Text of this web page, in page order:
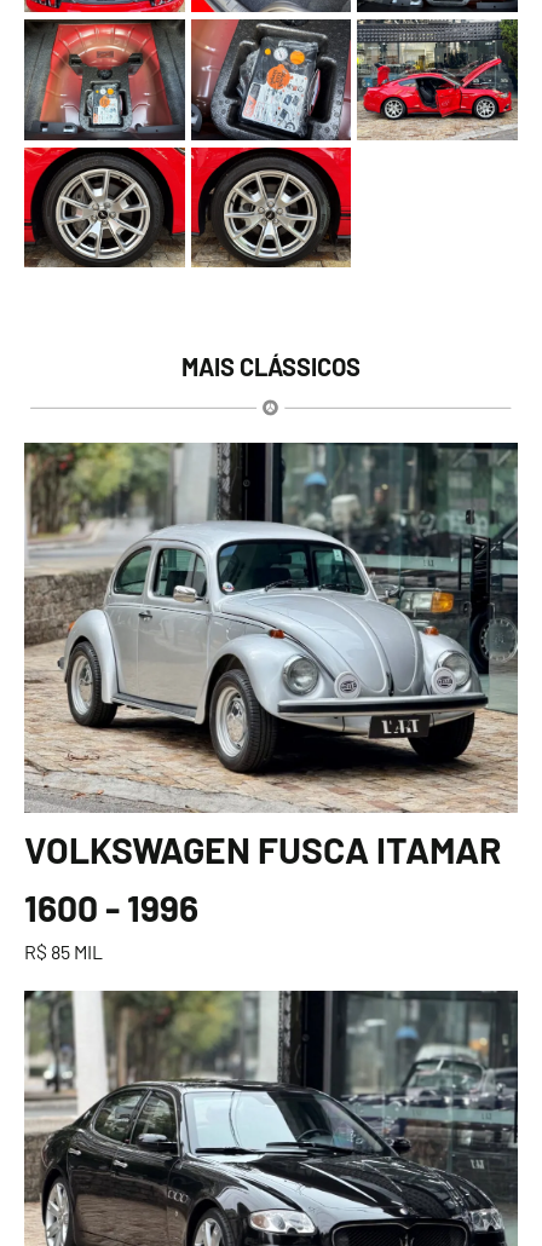
MAIS CLÁSSICOS
VOLKSWAGEN FUSCA ITAMAR
1600 - 1996
R$ 85 MIL